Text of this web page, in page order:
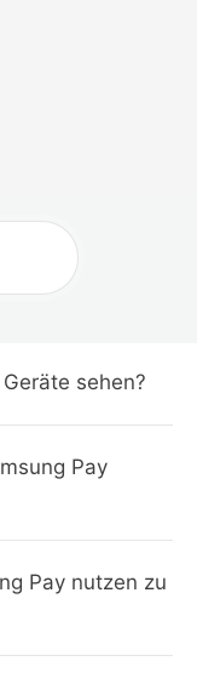
sehen?
Pay
Pay nutzen zu